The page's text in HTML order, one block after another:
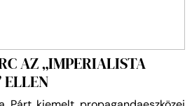
AZ „IMPERIALISTA
ELLEN